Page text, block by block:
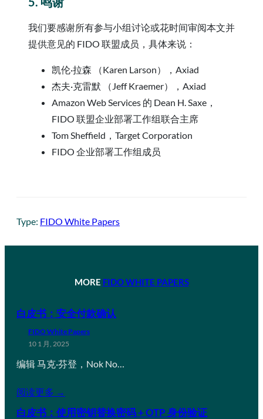
我们要感谢所有参与小组讨论或花时间审阅本文并
提供意见的 FIDO 联盟成员，具体来说：
凯伦·拉森 （Karen Larson），Axiad
杰夫·克雷默 （Jeff Kraemer），Axiad
Amazon Web Services 的 Dean H. Saxe，
FIDO 联盟企业部署工作组联合主席
Tom Sheffield，Target Corporation
FIDO 企业部署工作组成员
Type: FIDO White Papers
MORE FIDO WHITE PAPERS
白皮书：安全付款确认
FIDO White Papers
10 1 月, 2025
编辑 马克·芬登，Nok No…
阅读更多 →
白皮书：使用密钥替换密码 + OTP 身份验证